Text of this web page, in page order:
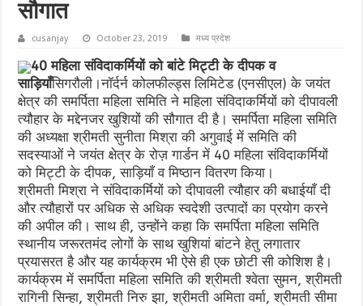
सौगात
cusanjay October 23, 2019 मध्य प्रदेश
40 महिला संविदाकर्मियों को बांटे मिट्टी के दीपक व
साड़ियाँसिगरौली।नॉर्दर्न कोलफील्ड्स लिमिटेड (एनसीएल) के जयंत
क्षेत्र की समर्पिता महिला समिति ने महिला संविदाकर्मियों को दीपावली
त्यौहार के मद्देनजर खुशियों की सौगात दी है। समर्पिता महिला समिति
की अध्यक्षा श्रीमती सुनीता मिश्रा की अगुवाई में समिति की
सदस्याओं ने जयंत क्षेत्र के रोज़ गार्डन में 40 महिला संविदाकर्मियों
को मिट्टी के दीपक, साड़ियाँ व मिष्ठान वितरण किया।
श्रीमती मिश्रा ने संविदाकर्मियों को दीपावली त्यौहार की बधाईयाँ दी
और त्यौहारों पर अधिक से अधिक स्वदेशी उत्पादों का प्रयोग करने
की अपील की। साथ ही, उन्होंने कहा कि समर्पिता महिला समिति
स्थानीय जरूरतमंद लोगों के साथ खुशियां बांटने हेतु लगातार
प्रयासरत है और यह कार्यक्रम भी ऐसे ही एक छोटी सी कोशिश है।
कार्यक्रम में समर्पिता महिला समिति की श्रीमती श्वेता सुमन, श्रीमती
रागिनी सिन्हा, श्रीमती निरु झा, श्रीमती अमिता वर्मा, श्रीमती सीमा